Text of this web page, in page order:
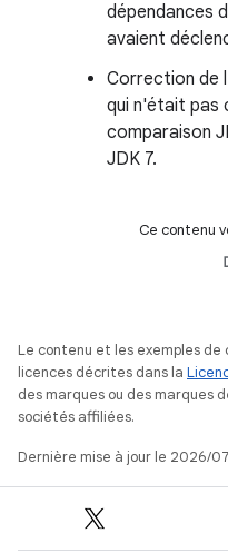
dépendances
avaient
Correction de
qui n'était pas
comparaison
JDK 7.
Ce contenu
Le contenu et les exemples
licences décrites dans la
des marques ou des marques
sociétés affiliées.
Dernière mise à jour le 2026/